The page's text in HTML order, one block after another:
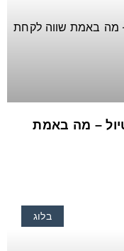
טיול – מה באמת
בלוג